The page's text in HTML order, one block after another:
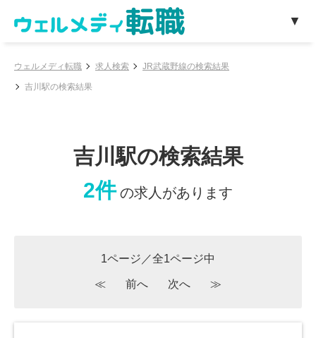
ウェルメディ転職 求人検索 JR武蔵野線の検索結果
吉川駅の検索結果
吉川駅の検索結果
2件 の求人があります
1ページ／全1ページ中
≪ 前へ 次へ ≫